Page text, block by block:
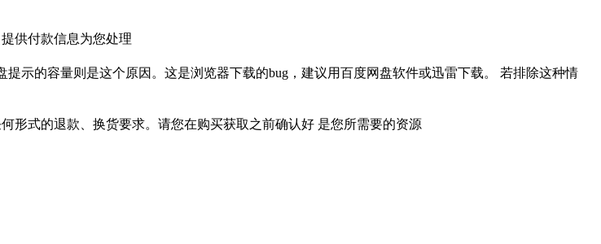
供付款信息为您处理
示的容量则是这个原因。这是浏览器下载的bug，建议用百度网盘软件或迅雷下载。 若排除这种情
形式的退款、换货要求。请您在购买获取之前确认好 是您所需要的资源